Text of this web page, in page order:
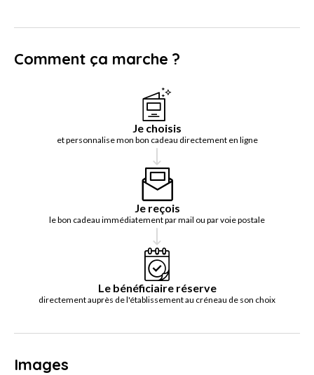
Comment ça marche ?
Je choisis
et personnalise mon bon cadeau directement en ligne
Je reçois
le bon cadeau immédiatement par mail ou par voie postale
Le bénéficiaire réserve
directement auprès de l'établissement au créneau de son choix
Images